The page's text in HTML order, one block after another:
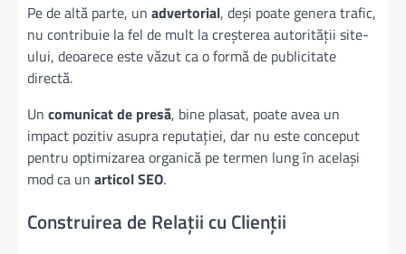
Pe de altă parte, un advertorial, deși poate genera trafic,
nu contribuie la fel de mult la creșterea autorității site-
ului, deoarece este văzut ca o formă de publicitate
directă.
Un comunicat de presă, bine plasat, poate avea un
impact pozitiv asupra reputației, dar nu este conceput
pentru optimizarea organică pe termen lung în același
mod ca un articol SEO.
Construirea de Relații cu Clienții